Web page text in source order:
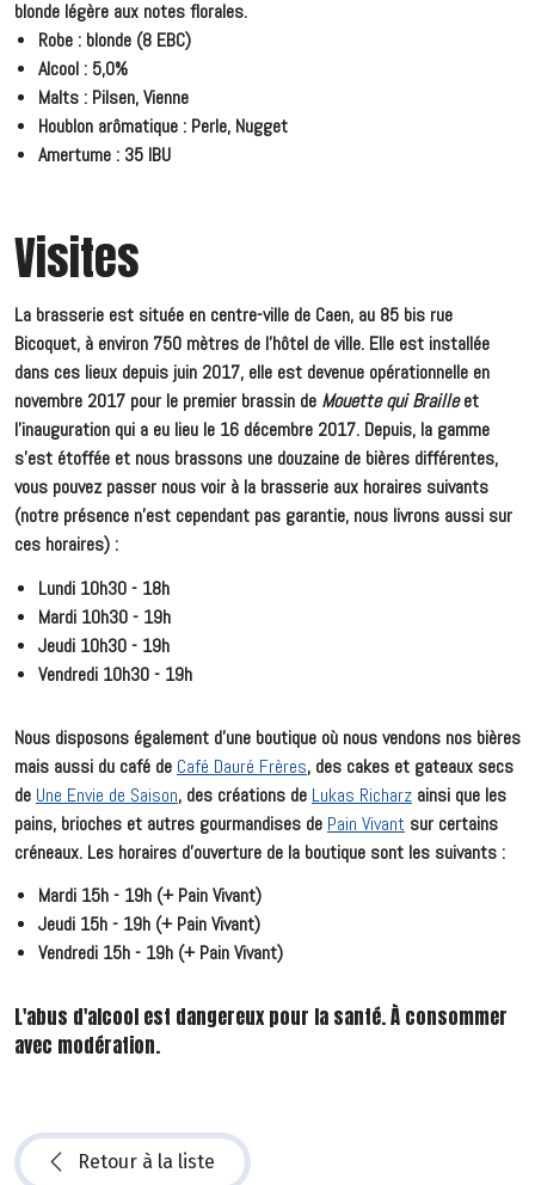
blonde légère aux notes florales.
Robe : blonde (8 EBC)
Alcool : 5,0%
Malts : Pilsen, Vienne
Houblon arômatique : Perle, Nugget
Amertume : 35 IBU
Visites
La brasserie est située en centre-ville de Caen, au 85 bis rue
Bicoquet, à environ 750 mètres de l'hôtel de ville. Elle est installée
dans ces lieux depuis juin 2017, elle est devenue opérationnelle en
novembre 2017 pour le premier brassin de Mouette qui Brailleet
l'inauguration qui a eu lieu le 16 décembre 2017. Depuis, la gamme
s'est étoffée et nous brassons une douzaine de bières différentes,
vous pouvez passer nous voir à la brasserie aux horaires suivants
(notre présence n'est cependant pas garantie, nous livrons aussi sur
ces horaires) :
Lundi 10h30 - 18h
Mardi 10h30 - 19h
Jeudi 10h30 - 19h
Vendredi 10h30 - 19h
Nous disposons également d'une boutique où nous vendons nos bières
mais aussi du café de Café Dauré Frères, des cakes et gateaux secs
de Une Envie de Saison, des créations de Lukas Richarz ainsi que les
pains, brioches et autres gourmandises de Pain Vivant sur certains
créneaux. Les horaires d'ouverture de la boutique sont les suivants :
Mardi 15h - 19h (+ Pain Vivant)
Jeudi 15h - 19h (+ Pain Vivant)
Vendredi 15h - 19h (+ Pain Vivant)
L'abus d'alcool est dangereux pour la santé. À consommer
avec modération.
Retour à la liste